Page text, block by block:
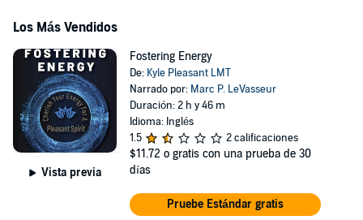
Los Más Vendidos
Vista previa
Fostering Energy
De: Kyle Pleasant LMT
Narrado por: Marc P. LeVasseur
Duración: 2 h y 46 m
Idioma: Inglés
1.5
2 calificaciones
$11.72 o gratis con una prueba de 30
días
Pruebe Estándar gratis